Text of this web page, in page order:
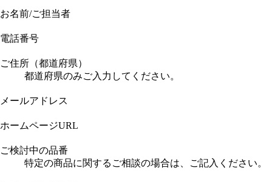
お名前/ご担当者
電話番号
ご住所（都道府県）
都道府県のみご入力してください。
メールアドレス
ホームページURL
ご検討中の品番
特定の商品に関するご相談の場合は、ご記入ください。